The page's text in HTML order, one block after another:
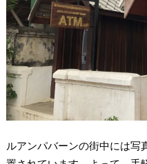
ルアンパバーンの街中には